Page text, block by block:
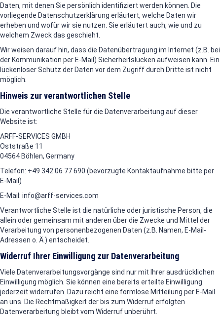
Daten, mit denen Sie persönlich identifiziert werden können. Die
vorliegende Datenschutzerklärung erläutert, welche Daten wir
erheben und wofür wir sie nutzen. Sie erläutert auch, wie und zu
welchem Zweck das geschieht.
Wir weisen darauf hin, dass die Datenübertragung im Internet (z.B. bei
der Kommunikation per E-Mail) Sicherheitslücken aufweisen kann. Ein
lückenloser Schutz der Daten vor dem Zugriff durch Dritte ist nicht
möglich.
Hinweis zur verantwortlichen Stelle
Die verantwortliche Stelle für die Datenverarbeitung auf dieser
Website ist:
ARFF-SERVICES GMBH
Oststraße 11
04564 Böhlen, Germany
Telefon: +49 342 06 77 690 (bevorzugte Kontaktaufnahme bitte per
E-Mail)
E-Mail: info@arff-services.com
Verantwortliche Stelle ist die natürliche oder juristische Person, die
allein oder gemeinsam mit anderen über die Zwecke und Mittel der
Verarbeitung von personenbezogenen Daten (z.B. Namen, E-Mail-
Adressen o. Ä.) entscheidet.
Widerruf Ihrer Einwilligung zur Datenverarbeitung
Viele Datenverarbeitungsvorgänge sind nur mit Ihrer ausdrücklichen
Einwilligung möglich. Sie können eine bereits erteilte Einwilligung
jederzeit widerrufen. Dazu reicht eine formlose Mitteilung per E-Mail
an uns. Die Rechtmäßigkeit der bis zum Widerruf erfolgten
Datenverarbeitung bleibt vom Widerruf unberührt.